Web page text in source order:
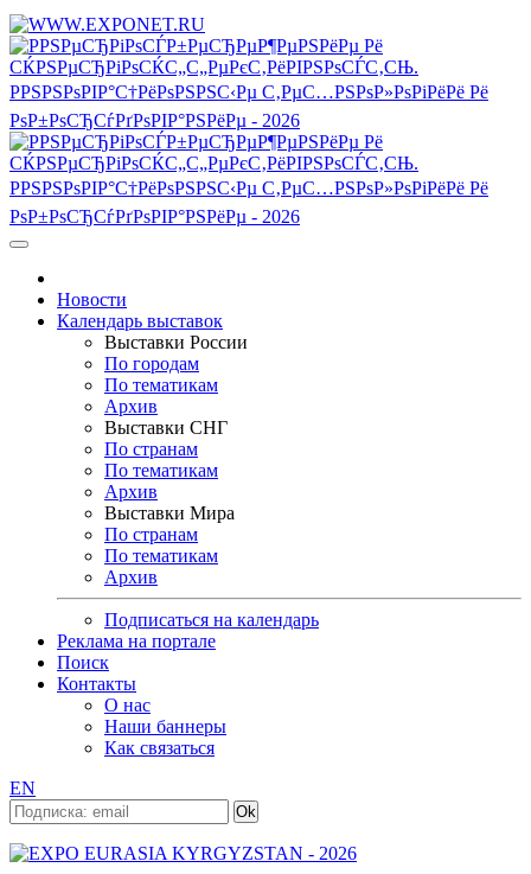
Новости
Календарь выставок
Выставки России
По городам
По тематикам
Архив
Выставки СНГ
По странам
По тематикам
Архив
Выставки Мира
По странам
По тематикам
Архив
Подписаться на календарь
Реклама на портале
Поиск
Контакты
О нас
Наши баннеры
Как связаться
EN